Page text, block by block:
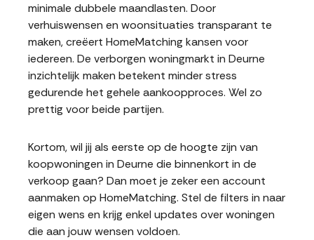
minimale dubbele maandlasten. Door
verhuiswensen en woonsituaties transparant te
maken, creëert HomeMatching kansen voor
iedereen. De verborgen woningmarkt in Deurne
inzichtelijk maken betekent minder stress
gedurende het gehele aankoopproces. Wel zo
prettig voor beide partijen.
Kortom, wil jij als eerste op de hoogte zijn van
koopwoningen in Deurne die binnenkort in de
verkoop gaan? Dan moet je zeker een account
aanmaken op HomeMatching. Stel de filters in naar
eigen wens en krijg enkel updates over woningen
die aan jouw wensen voldoen.